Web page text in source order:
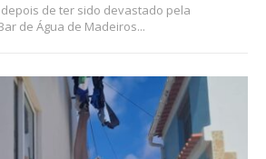
de ter sido devastado pela
de Água de Madeiros...